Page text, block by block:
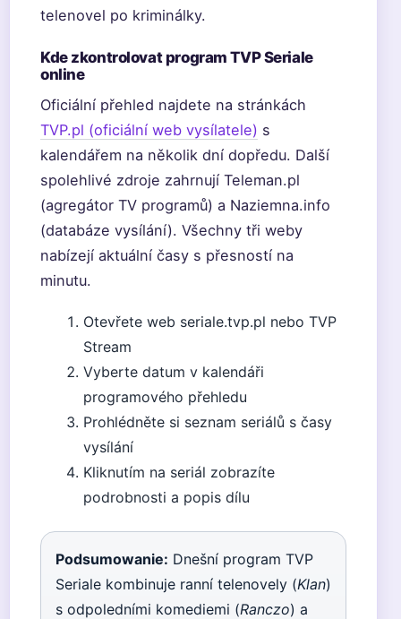
telenovel po kriminálky.
Kde zkontrolovat program TVP Seriale
online
Oficiální přehled najdete na stránkách
TVP.pl (oficiální web vysílatele) s
kalendářem na několik dní dopředu. Další
spolehlivé zdroje zahrnují Teleman.pl
(agregátor TV programů) a Naziemna.info
(databáze vysílání). Všechny tři weby
nabízejí aktuální časy s přesností na
minutu.
Otevřete web seriale.tvp.pl nebo TVP
Stream
Vyberte datum v kalendáři
programového přehledu
Prohlédněte si seznam seriálů s časy
vysílání
Kliknutím na seriál zobrazíte
podrobnosti a popis dílu
Podsumowanie: Dnešní program TVP
Seriale kombinuje ranní telenovely (Klan)
s odpoledními komediemi (Ranczo) a